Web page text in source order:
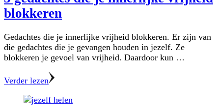
blokkeren
Gedachtes die je innerlijke vrijheid blokkeren. Er zijn van
die gedachtes die je gevangen houden in jezelf. Ze
blokkeren je gevoel van vrijheid. Daardoor kun …
Verder lezen